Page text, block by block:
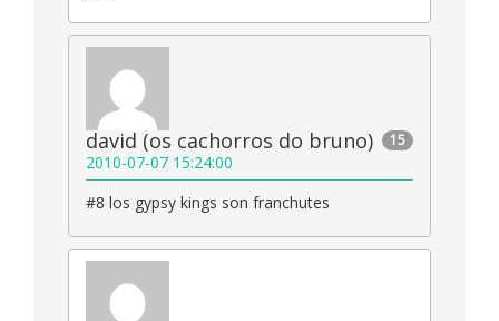
15
david (os cachorros do bruno)
2010-07-07 15:24:00
#8 los gypsy kings son franchutes